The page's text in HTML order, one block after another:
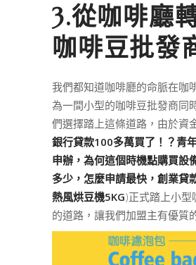
3.從咖啡廳
咖啡豆批發
我們都知道咖啡廳的命脈在咖
為一間小型的咖啡豆批發商同
們選擇踏上這條道路，由於資
銀行貸款100多萬買了！？青
申辦，為何這個時機點購買設
多少，怎麼申請最快，創業貸
熱風烘豆機5KG)正式踏上小型
的道路，讓我們加盟主有優質